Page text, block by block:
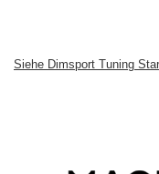
Siehe Dimsport Tuning